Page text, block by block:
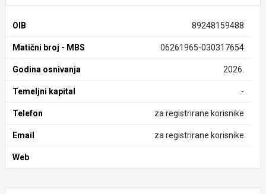
OIB 89248159488
Matični broj - MBS 06261965-030317654
Godina osnivanja 2026.
Temeljni kapital -
Telefon za registrirane korisnike
Email za registrirane korisnike
Web